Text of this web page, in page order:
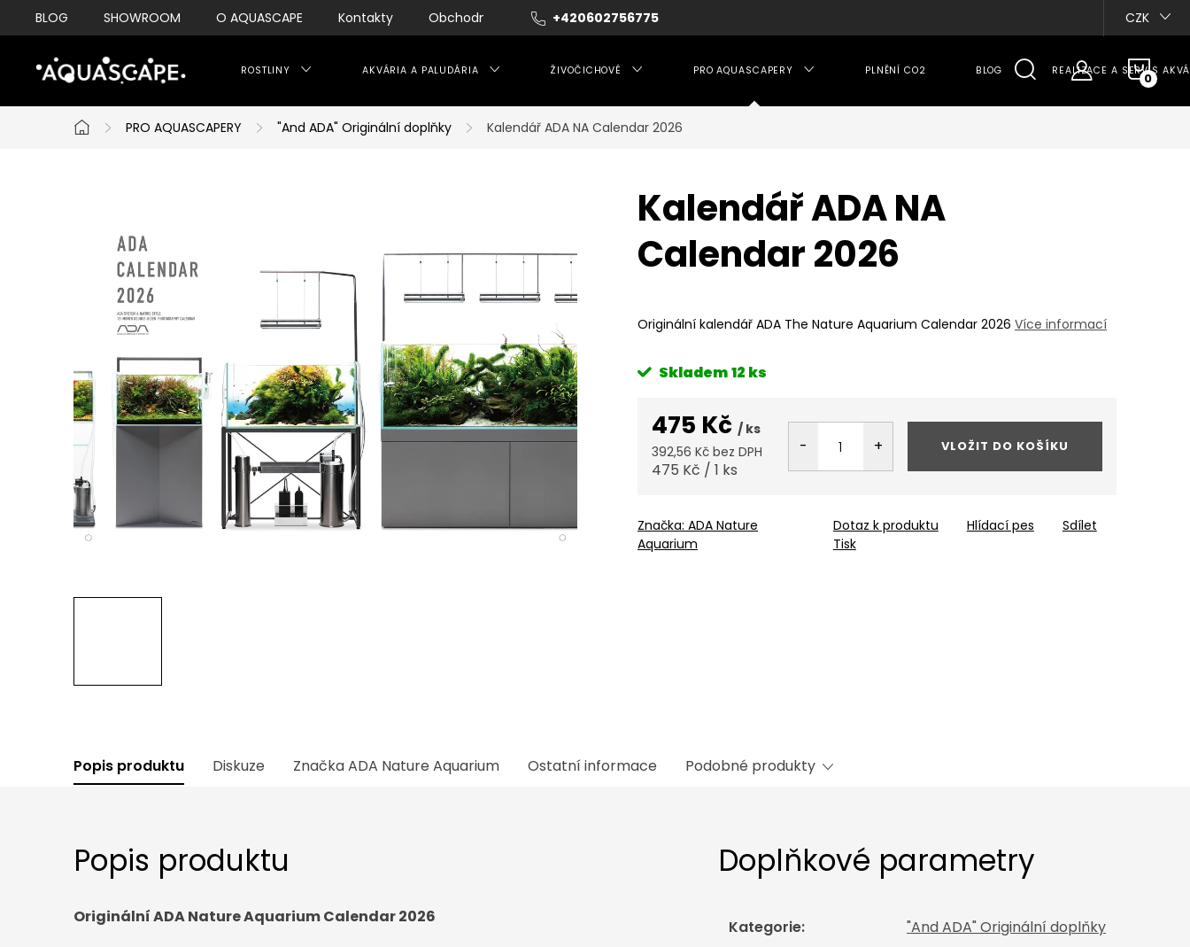
Přejít
na
+420602756775
BLOG SHOWROOM O AQUASCAPE Kontakty Obchodní podmínky Moje objednávka CZK
ROSTLINY AKVÁRIA A PALUDÁRIA ŽIVOČICHOVÉ PRO AQUASCAPERY PLNĚNÍ CO2 BLOG REALIZACE A SERVIS
Domů
PRO AQUASCAPERY "And ADA" Originální doplňky Kalendář ADA NA Calendar 2026
Kalendář ADA NA
Calendar 2026
Originální kalendář ADA The Nature Aquarium Calendar 2026 Více informací
Skladem12 ks
475 Kč / ks
392,56 Kč bez DPH
Měrná
475 Kč / 1 ks
VLOŽIT DO KOŠÍKU
Značka: ADA Nature
Aquarium
Tisk
Dotaz k produktu Hlídací pes Sdílet
Popis produktu Diskuze ZnačkaADA Nature Aquarium Ostatní informace Podobné produkty
Popis produktu
Originální ADA Nature Aquarium Calendar 2026
Doplňkové parametry
Kategorie: "And ADA" Originální doplňky